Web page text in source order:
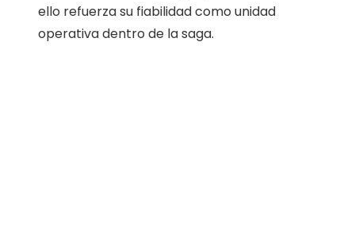
ello refuerza su fiabilidad como unidad
operativa dentro de la saga.